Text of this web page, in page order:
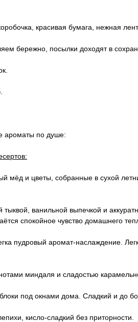
красивая бумага, нежная
бережно, посылки доходят в
ароматы по душе:
мёд и цветы, собранные в сухой
ванильной выпечкой и
спокойное чувство домашнего
пудровый аромат-наслаждение.
миндаля и сладостью
под окнами дома. Сладкий и до
кисло-сладкий без приторности.